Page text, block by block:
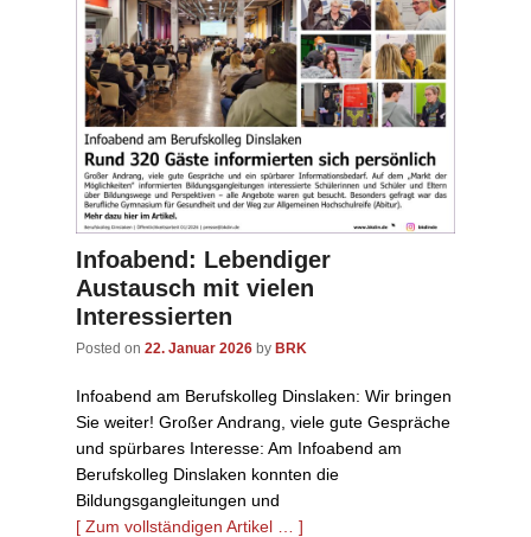
Infoabend: Lebendiger
Austausch mit vielen
Interessierten
Posted on 22. Januar 2026 by BRK
Infoabend am Berufskolleg Dinslaken: Wir bringen
Sie weiter! Großer Andrang, viele gute Gespräche
und spürbares Interesse: Am Infoabend am
Berufskolleg Dinslaken konnten die
Bildungsgangleitungen und
[ Zum vollständigen Artikel … ]